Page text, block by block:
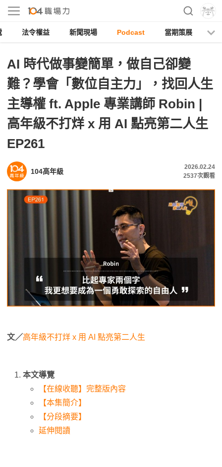
法令權益 新聞現場 Podcast 當期策展
AI 時代做事變簡單，做自己卻變
難？學會「數位自主力」，找回人生
主導權 ft. Apple 專業講師 Robin |
高年級不打烊 x 用 AI 點亮第二人生
EP261
104高年級
2026.02.24
2537次觀看
文／高年級不打烊 x 用 AI 點亮第二人生
本文導覽
【在線收聽】完整版內容
【本集簡介】
【分段摘要】
延伸閱讀